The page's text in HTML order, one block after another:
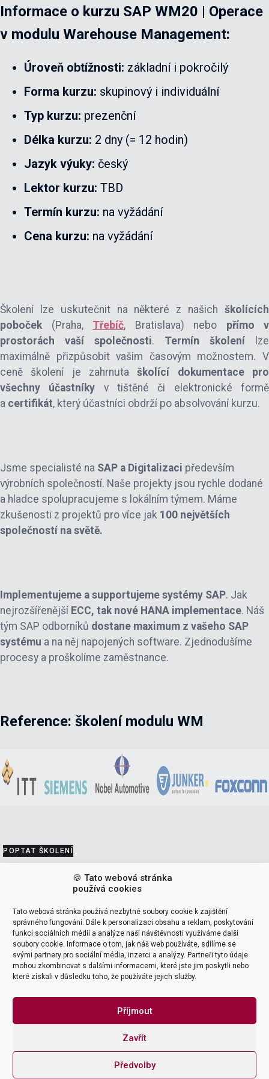
🍪 Tato webová stránka
používá cookies
Tato webová stránka používá nezbytné soubory cookie k zajištění
správného fungování. Dále k personalizaci obsahu a reklam, poskytování
funkcí sociálních médií a analýze naší návštěvnosti využíváme další
soubory cookie. Informace o tom, jak náš web používáte, sdílíme se
svými partnery pro sociální média, inzerci a analýzy. Partneři tyto údaje
mohou zkombinovat s dalšími informacemi, které jste jim poskytli nebo
které získali v důsledku toho, že používáte jejich služby.
Příjmout
Zavřít
Předvolby
Informace o kurzu SAP WM20 | Operace
v modulu Warehouse Management:
Úroveň obtížnosti: základní i pokročilý
Forma kurzu: skupinový i individuální
Typ kurzu: prezenční
Délka kurzu: 2 dny (= 12 hodin)
Jazyk výuky: český
Lektor kurzu: TBD
Termín kurzu: na vyžádání
Cena kurzu: na vyžádání
Školení lze uskutečnit na některé z našich školících
poboček (Praha, Třebíč, Bratislava) nebo přímo v
prostorách vaší společnosti. Termín školení lze
maximálně přizpůsobit vašim časovým možnostem. V
ceně školení je zahrnutaškolící dokumentace pro
všechny účastníky v tištěné či elektronické formě
a certifikát, který účastníci obdrží po absolvování kurzu.
Jsme specialisté na SAP a Digitalizaci především
výrobních společností. Naše projekty jsou rychle dodané
a hladce spolupracujeme s lokálním týmem. Máme
zkušenosti z projektů pro více jak 100 největších
společností na světě.
Implementujeme a supportujeme systémy SAP. Jak
nejrozšířenější ECC, tak nové HANA implementace. Náš
tým SAP odborníků dostane maximum z vašeho SAP
systému a na něj napojených software. Zjednodušíme
procesy a proškolíme zaměstnance.
Reference: školení modulu WM
POPTAT ŠKOLENÍ
VEDOUCÍ ŠKOLENÍ (LEADERS)
Tomáš Pohanka
support & delivery
